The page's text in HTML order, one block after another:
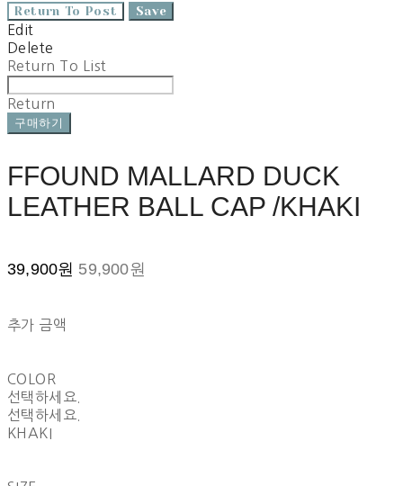
Return To Post Save
Edit
Delete
Return To List
Return
구매하기
FFOUND MALLARD DUCK
LEATHER BALL CAP /KHAKI
39,900원 59,900원
추가 금액
COLOR
선택하세요.
선택하세요.
KHAKI